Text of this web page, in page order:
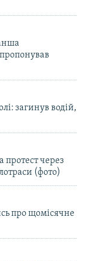
загинув водій,
через
(фото)
про щомісячне